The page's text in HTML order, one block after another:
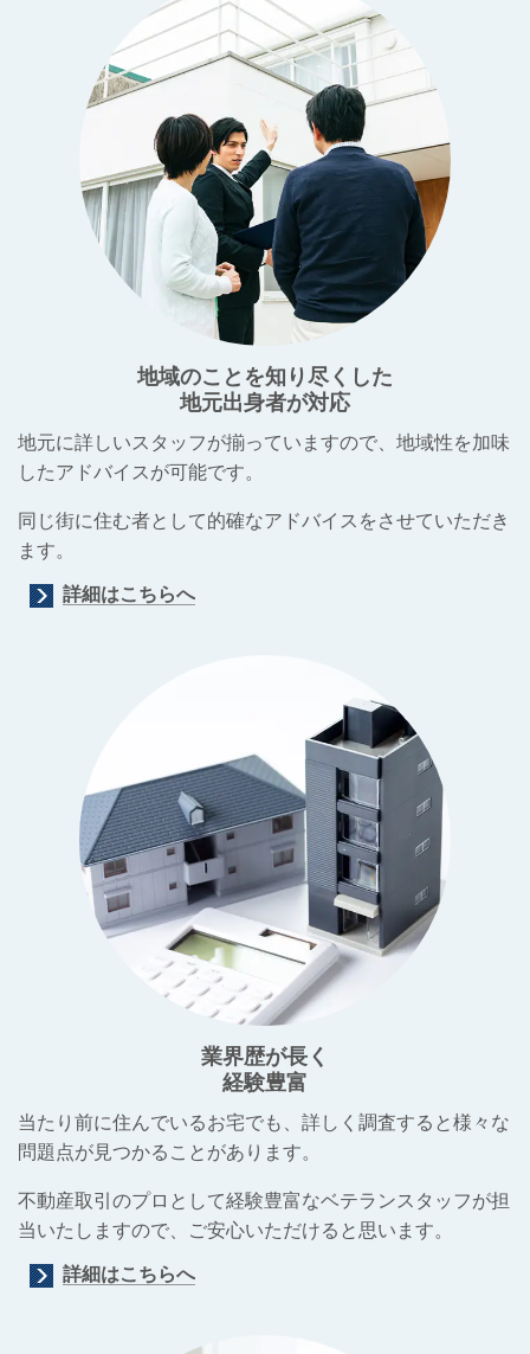
地域のことを知り尽くした
地元出身者が対応
地元に詳しいスタッフが揃っていますので、地域性を加味
したアドバイスが可能です。
同じ街に住む者として的確なアドバイスをさせていただき
ます。
詳細はこちらへ
業界歴が長く
経験豊富
当たり前に住んでいるお宅でも、詳しく調査すると様々な
問題点が見つかることがあります。
不動産取引のプロとして経験豊富なベテランスタッフが担
当いたしますので、ご安心いただけると思います。
詳細はこちらへ